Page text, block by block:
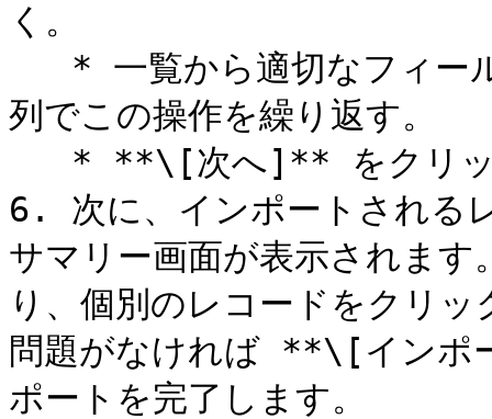
く。
列でこの操作を繰り返す。
6. 次に、インポートされる
サマリー画面が表示されま
り、個別のレコードをクリ
問題がなければ **\[インポ
ポートを完了します。